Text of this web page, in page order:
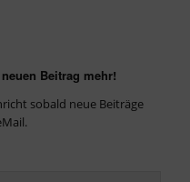
Beitrag mehr!
sobald neue Beiträge